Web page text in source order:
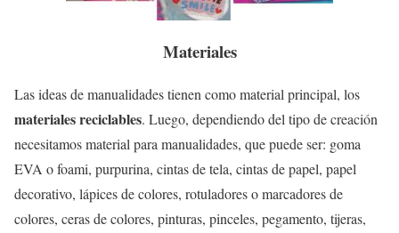
Materiales
Las ideas de manualidades tienen como material principal, los
materiales reciclables. Luego, dependiendo del tipo de creación
necesitamos material para manualidades, que puede ser: goma
EVA o foami, purpurina, cintas de tela, cintas de papel, papel
decorativo, lápices de colores, rotuladores o marcadores de
colores, ceras de colores, pinturas, pinceles, pegamento, tijeras,